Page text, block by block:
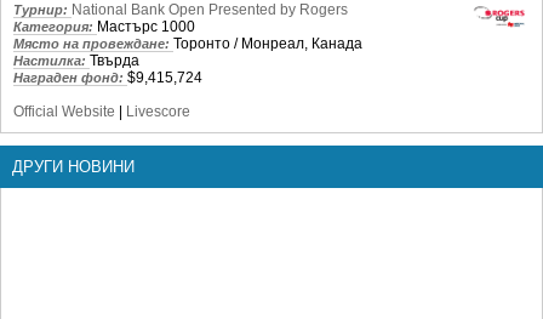
Турнир: National Bank Open Presented by Rogers
Категория: Мастърс 1000
Място на провеждане: Торонто / Монреал, Канада
Настилка: Твърда
Награден фонд: $9,415,724
Official Website
Livescore
ДРУГИ НОВИНИ